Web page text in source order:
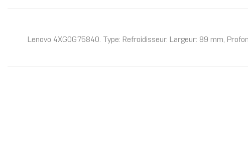
Lenovo 4XG0G75840. Type: Refroidisseur. Largeur: 89 mm,